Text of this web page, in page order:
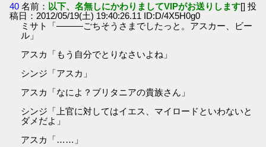
40 名前： 以下、名無しにかわりましてVIPがお送りします[] 投
稿日：2012/05/19(土) 19:40:26.11 ID:D/4X5H0g0
ミサト「―――ごちそうさまでしたっと。アスカー、ビー
ル」
アスカ「もう自分でとりなさいよね」
シンジ「アスカ」
アスカ「なによ？ブリタニアの貴族さん」
シンジ「上官に対してはイエス、マイロードといわないと
ダメだよ」
アスカ「……」